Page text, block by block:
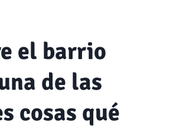
el barrio
de las
cosas qué